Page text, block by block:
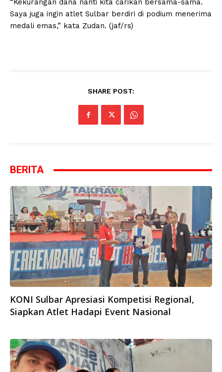
“Kekurangan dana nanti kita carikan bersama-sama.
Saya juga ingin atlet Sulbar berdiri di podium menerima
medali emas,” kata Zudan. (jaf/rs)
SHARE POST:
BERITA
KONI Sulbar Apresiasi Kompetisi Regional,
Siapkan Atlet Hadapi Event Nasional